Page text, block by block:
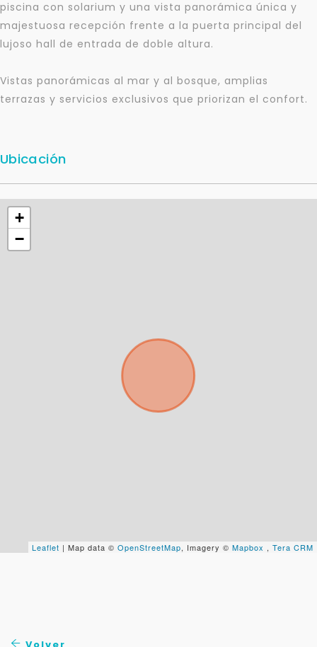
piscina con solarium y una vista panorámica única y
majestuosa recepción frente a la puerta principal del
lujoso hall de entrada de doble altura.
Vistas panorámicas al mar y al bosque, amplias
terrazas y servicios exclusivos que priorizan el confort.
Ubicación
+
−
Leaflet | Map data © OpenStreetMap, Imagery © Mapbox , Tera CRM
Volver
Para responderte
mejor y más rápido
Solo los usamos para responder tu consulta.
Continuar por WhatsApp